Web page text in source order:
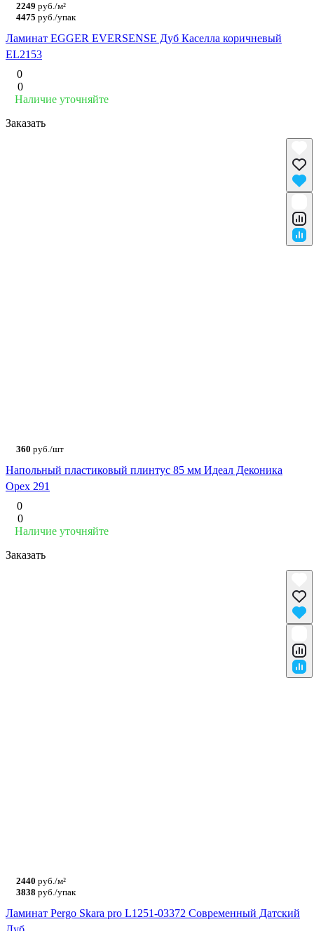
2249 руб./м²
4475 руб./упак
Ламинат EGGER EVERSENSE Дуб Каселла коричневый
EL2153
0
0
Наличие уточняйте
Заказать
360 руб./шт
Напольный пластиковый плинтус 85 мм Идеал Деконика
Орех 291
0
0
Наличие уточняйте
Заказать
2440 руб./м²
3838 руб./упак
Ламинат Pergo Skara pro L1251-03372 Современный Датский